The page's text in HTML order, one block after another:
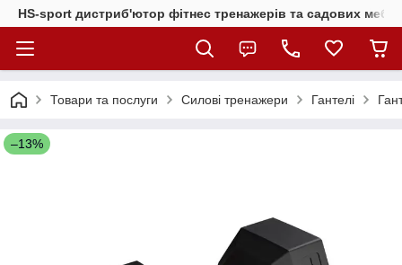
HS-sport дистриб'ютор фітнес тренажерів та садових
Товари та послуги Силові тренажери Гантелі
–13%